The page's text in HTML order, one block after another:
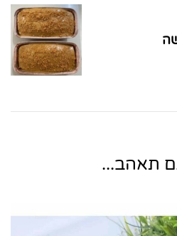
תאהב...